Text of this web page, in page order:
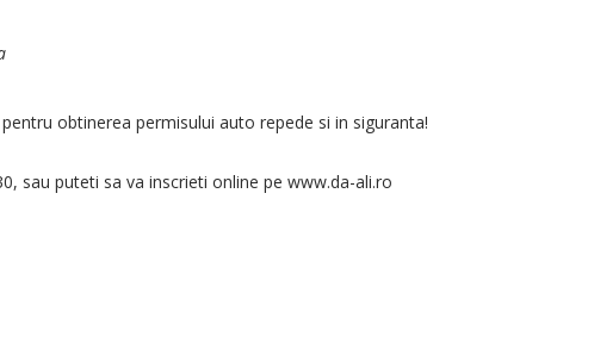
obtinerea permisului auto repede si in siguranta!
sau puteti sa va inscrieti online pe www.da-ali.ro